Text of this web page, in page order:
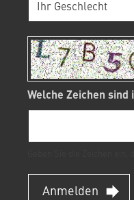
Welche Zeichen
Anmelden